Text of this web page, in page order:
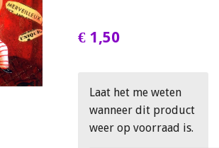
€ 1,50
Laat het me weten
wanneer dit product
weer op voorraad is.